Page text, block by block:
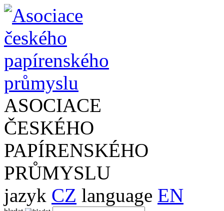
ASOCIACE
ČESKÉHO
PAPÍRENSKÉHO
PRŮMYSLU
jazyk CZ language EN